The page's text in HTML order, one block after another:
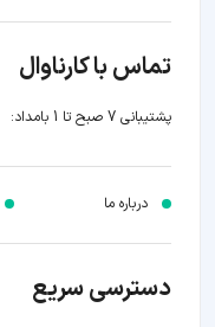
تماس با کارناوال
پشتیبانی 7 صبح تا 1 بامداد:
درباره ما
دسترسی سریع